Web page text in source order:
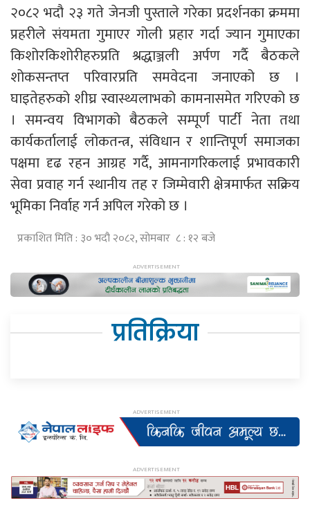
२०८२ भदौ २३ गते जेनजी पुस्ताले गरेका प्रदर्शनका क्रममा
प्रहरीले संयमता गुमाएर गोली प्रहार गर्दा ज्यान गुमाएका
किशोरकिशोरीहरुप्रति श्रद्धाञ्जली अर्पण गर्दै बैठकले
शोकसन्तप्त परिवारप्रति समवेदना जनाएको छ ।
घाइतेहरुको शीघ्र स्वास्थ्यलाभको कामनासमेत गरिएको छ
। समन्वय विभागको बैठकले सम्पूर्ण पार्टी नेता तथा
कार्यकर्तालाई लोकतन्त्र, संविधान र शान्तिपूर्ण समाजका
पक्षमा दृढ रहन आग्रह गर्दै, आमनागरिकलाई प्रभावकारी
सेवा प्रवाह गर्न स्थानीय तह र जिम्मेवारी क्षेत्रमार्फत सक्रिय
भूमिका निर्वाह गर्न अपिल गरेको छ ।
प्रकाशित मिति : ३० भदौ २०८२, सोमबार ८ : १२ बजे
प्रतिक्रिया